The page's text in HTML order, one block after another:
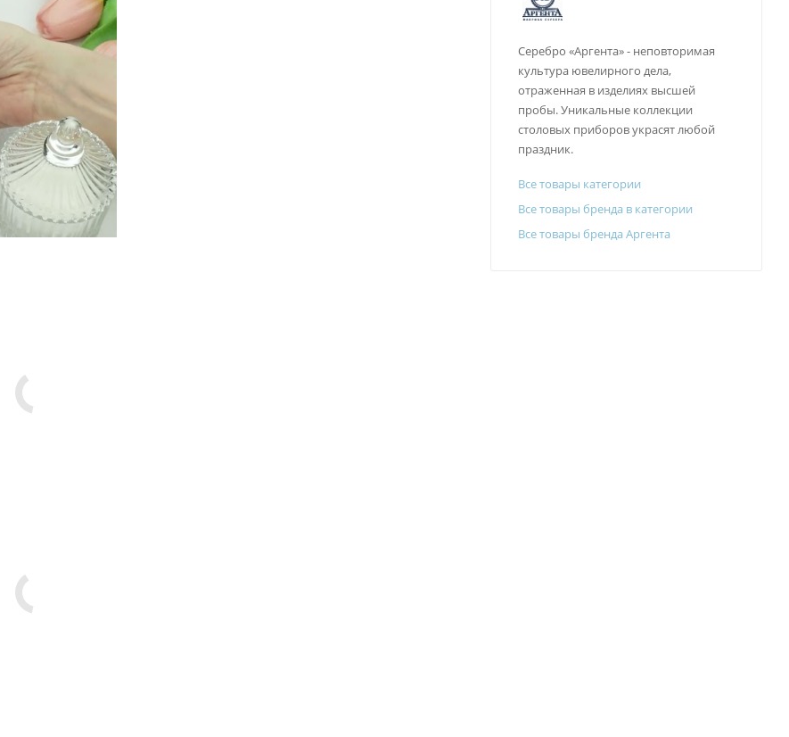
Серебро «Аргента» - неповторимая
культура ювелирного дела,
отраженная в изделиях высшей
пробы. Уникальные коллекции
столовых приборов украсят любой
праздник.
Все товары категории
Все товары бренда в категории
Все товары бренда Аргента